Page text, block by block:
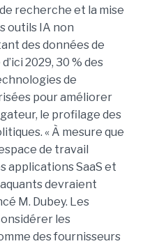
recherche et la mise
outils IA non
des données de
2029, 30 % des
de
pour améliorer
le profilage des
« À mesure que
de travail
applications SaaS et
devraient
M. Dubey. Les
les
des fournisseurs